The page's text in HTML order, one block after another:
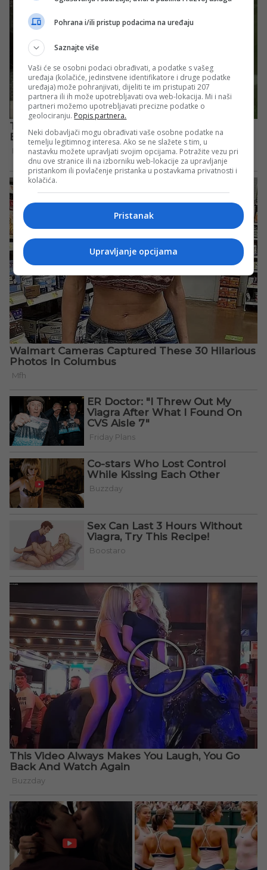
Pohrana i/ili pristup podacima na uređaju
Saznajte više
Vaši će se osobni podaci obrađivati, a podatke s vašeg
uređaja (kolačiće, jedinstvene identifikatore i druge podatke
uređaja) može pohranjivati, dijeliti te im pristupati 207
partnera ili ih može upotrebljavati ova web-lokacija. Mi i naši
partneri možemo upotrebljavati precizne podatke o
geolociranju. Popis partnera.
Neki dobavljači mogu obrađivati vaše osobne podatke na
temelju legitimnog interesa. Ako se ne slažete s tim, u
nastavku možete upravljati svojim opcijama. Potražite vezu pri
dnu ove stranice ili na izborniku web-lokacije za upravljanje
pristankom ili povlačenje pristanka u postavkama privatnosti i
kolačića.
Pristanak
Upravljanje opcijama